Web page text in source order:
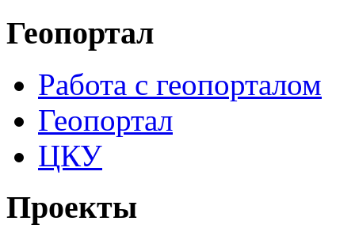
Геопортал
Работа с геопорталом
Геопортал
ЦКУ
Проекты